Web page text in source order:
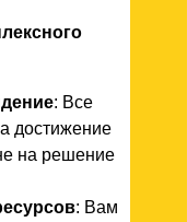
: Все
достижение
на решение
: Вам